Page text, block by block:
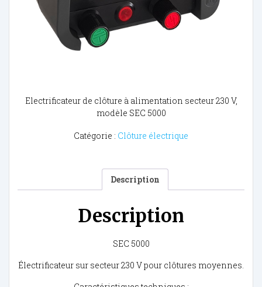
Electrificateur de clôture à alimentation secteur 230 V,
modèle SEC 5000
Catégorie : Clôture électrique
Description
Description
SEC 5000
Électrificateur sur secteur 230 V pour clôtures moyennes.